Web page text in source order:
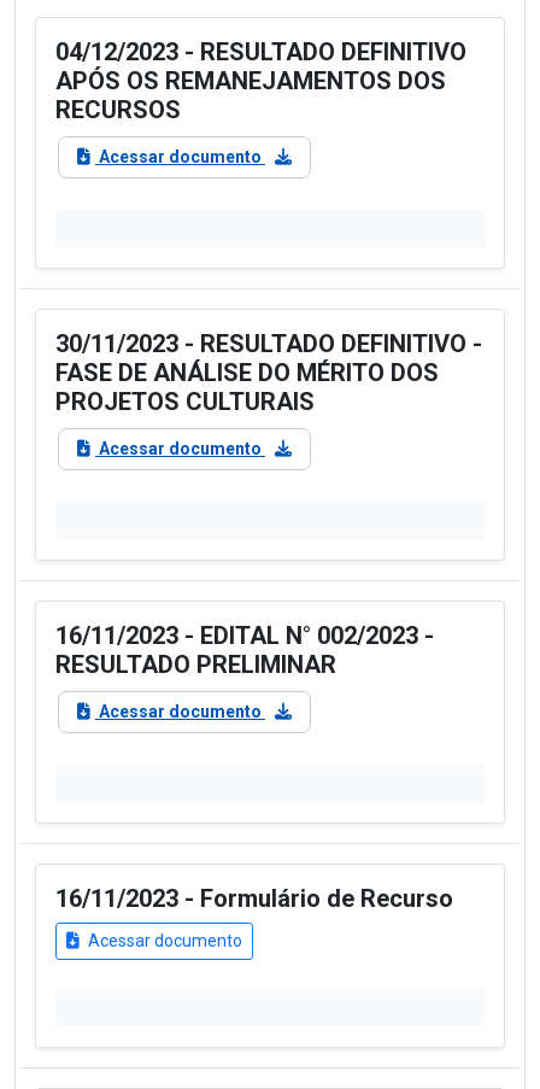
04/12/2023 - RESULTADO DEFINITIVO
APÓS OS REMANEJAMENTOS DOS
RECURSOS
Acessar documento
30/11/2023 - RESULTADO DEFINITIVO -
FASE DE ANÁLISE DO MÉRITO DOS
PROJETOS CULTURAIS
Acessar documento
16/11/2023 - EDITAL N° 002/2023 -
RESULTADO PRELIMINAR
Acessar documento
16/11/2023 - Formulário de Recurso
Acessar documento